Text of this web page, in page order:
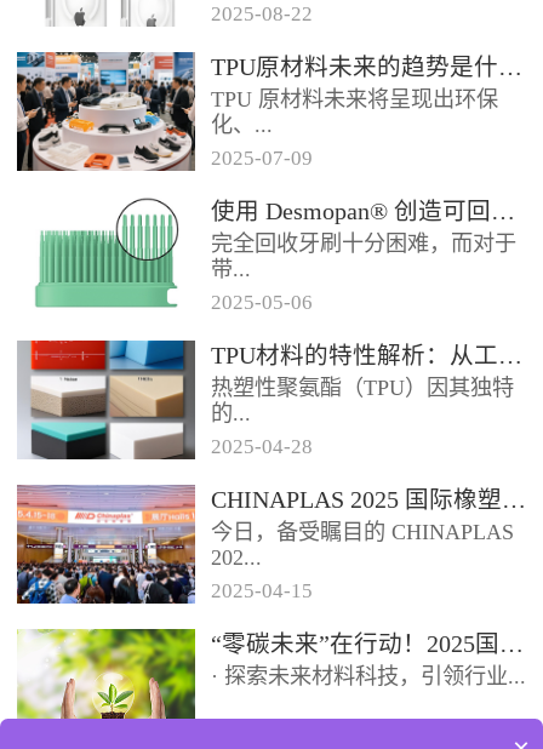
各类促销节点临近，手机护套行
业迎来传统销售旺季，市场对高
品质、高性能产品的需求持续走
高。华...
2025-08-22
TPU原材料未来的趋势是什么？
TPU 原材料未来将呈现出环保
化、...
高性能化、功能化等趋势，具体
如下：环保化趋势显著：随着全
球环保意识提升和相关法规趋
严，...
2025-07-09
使用 Desmopan® 创造可回收的热塑性聚氨酯牙刷头
完全回收牙刷十分困难，而对于
带...
有聚丙烯手柄和尼龙刷毛的传统
牙刷而言，这根本不可能。这些
牙刷可能需要 500 年才能降解
或...
2025-05-06
TPU材料的特性解析：从工业到医疗的跨界应用
热塑性聚氨酯（TPU）因其独特
的...
性能组合，成为工业、消费品和
医疗领域的“全能材料”。本文将
从材料特性出发，解析TPU如
何...
2025-04-28
CHINAPLAS 2025 国际橡塑展盛大启幕【鑫腾达】
今日，备受瞩目的 CHINAPLAS
202...
5 国际橡塑展盛大启幕，首日便
展现出非凡的魅力，精彩程度令
人瞩目。踏入展馆，...
2025-04-15
“零碳未来”在行动！2025国际橡塑展邀您共探再生科技与循环经济
· 探索未来材料科技，引领行业...